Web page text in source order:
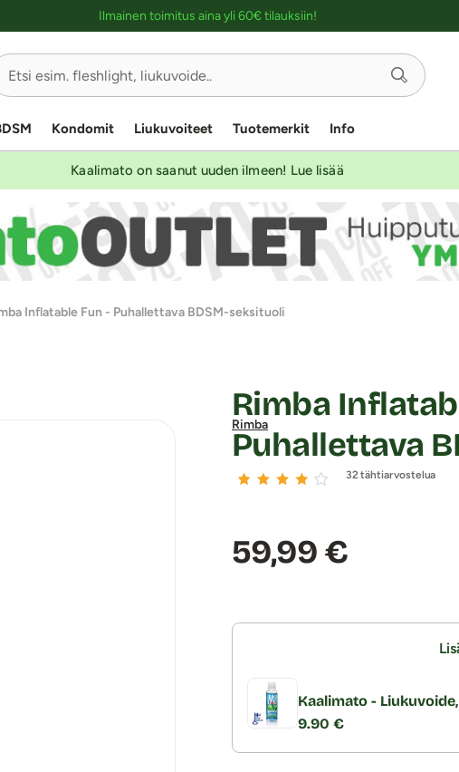
Ilmainen toimitus aina yli 60€ tilauksiin!
Kondomit Liukuvoiteet Tuotemerkit Info
Kaalimato on saanut uuden ilmeen! Lue lisää
Inflatable Fun - Puhallettava BDSM-seksituoli
Rimba
Rimba
Puhallettava
32 tähtiarvostelua
Hinta:
59,99 €
Kaalimato -
9.90 €